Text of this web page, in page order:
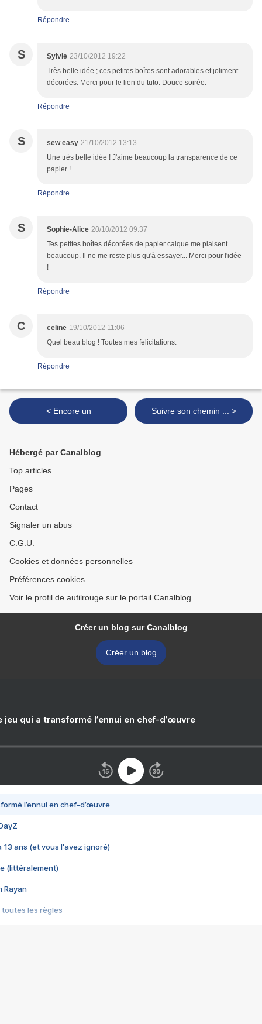
Répondre
S Sylvie 23/10/2012 19:22
Très belle idée ; ces petites boîtes sont adorables et joliment
décorées. Merci pour le lien du tuto. Douce soirée.
Répondre
S sew easy 21/10/2012 13:13
Une très belle idée ! J'aime beaucoup la transparence de ce
papier !
Répondre
S Sophie-Alice 20/10/2012 09:37
Tes petites boîtes décorées de papier calque me plaisent
beaucoup. Il ne me reste plus qu'à essayer... Merci pour l'idée
!
Répondre
C celine 19/10/2012 11:06
Quel beau blog ! Toutes mes felicitations.
Répondre
< Encore un Suivre son chemin ... >
Hébergé par Canalblog
Top articles
Pages
Contact
Signaler un abus
C.G.U.
Cookies et données personnelles
Préférences cookies
Voir le profil de aufilrouge sur le portail Canalblog
Créer un blog sur Canalblog
Créer un blog
jeu qui a transformé l’ennui en chef-d’œuvre
l’ennui en chef-d’œuvre
13 ans (et vous l'avez ignoré)
(littéralement)
Rayan
toutes les règles